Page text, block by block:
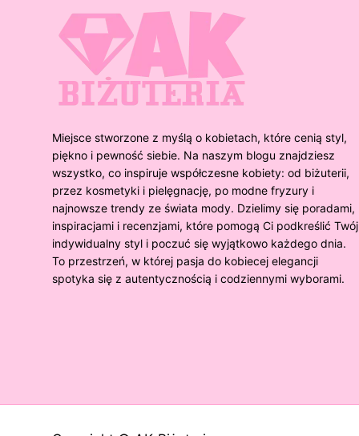
Miejsce stworzone z myślą o kobietach, które cenią styl,
piękno i pewność siebie. Na naszym blogu znajdziesz
wszystko, co inspiruje współczesne kobiety: od biżuterii,
przez kosmetyki i pielęgnację, po modne fryzury i
najnowsze trendy ze świata mody. Dzielimy się poradami,
inspiracjami i recenzjami, które pomogą Ci podkreślić Twój
indywidualny styl i poczuć się wyjątkowo każdego dnia.
To przestrzeń, w której pasja do kobiecej elegancji
spotyka się z autentycznością i codziennymi wyborami.